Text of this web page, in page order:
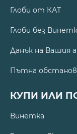
Глоби от КАТ
Глоби без
Данък на Вашия
Пътна
КУПИ ИЛИ
Винетка